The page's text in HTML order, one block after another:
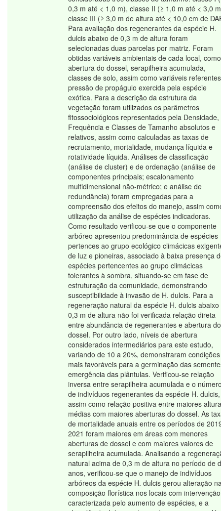
0,3 m até < 1,0 m), classe II (≥ 1,0 m até < 3,0
classe III (≥ 3,0 m de altura até < 10,0 cm de
Para avaliação dos regenerantes da espécie H.
dulcis abaixo de 0,3 m de altura foram
selecionadas duas parcelas por matriz. Foram
obtidas variáveis ambientais de cada local, como
abertura do dossel, serapilheira acumulada,
classes de solo, assim como variáveis
pressão de propágulo exercida pela espécie
exótica. Para a descrição da estrutura da
vegetação foram utilizados os parâmetros
fitossociológicos representados pela Densidade,
Frequência e Classes de Tamanho absolutos e
relativos, assim como calculadas as taxas de
recrutamento, mortalidade, mudança líquida e
rotatividade líquida. Análises de classificação
(análise de cluster) e de ordenação (análise de
componentes principais; escalonamento
multidimensional não-métrico; e análise de
redundância) foram empregadas para a
compreensão dos efeitos do manejo, assim
utilização da análise de espécies indicadoras.
Como resultado verificou-se que o componente
arbóreo apresentou predominância de espécies
pertences ao grupo ecológico climácicas
de luz e pioneiras, associado à baixa presença
espécies pertencentes ao grupo climácicas
tolerantes à sombra, situando-se em fase de
estruturação da comunidade, demonstrando
susceptibilidade à invasão de H. dulcis. Para a
regeneração natural da espécie H. dulcis abaixo
0,3 m de altura não foi verificada relação direta
entre abundância de regenerantes e abertura do
dossel. Por outro lado, níveis de abertura
considerados intermediários para este estudo,
variando de 10 a 20%, demonstraram condições
mais favoráveis para a germinação das
emergência das plântulas. Verificou-se relação
inversa entre serapilheira acumulada e o
de indivíduos regenerantes da espécie H. dulcis,
assim como relação positiva entre maiores
médias com maiores aberturas do dossel. As
de mortalidade anuais entre os períodos de
2021 foram maiores em áreas com menores
aberturas de dossel e com maiores valores de
serapilheira acumulada. Analisando a
natural acima de 0,3 m de altura no período de
anos, verificou-se que o manejo de indivíduos
arbóreos da espécie H. dulcis gerou alteração
composição florística nos locais com
caracterizada pelo aumento de espécies, e a